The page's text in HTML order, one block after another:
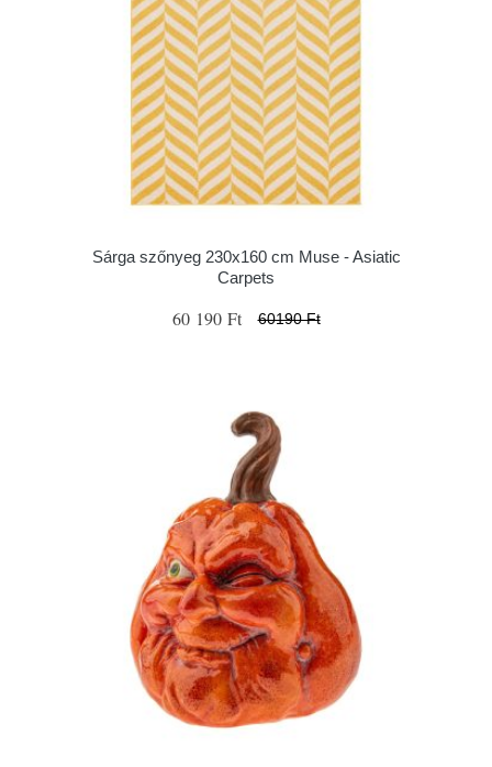
Sárga szőnyeg 230x160 cm Muse - Asiatic
Carpets
60 190 Ft 60190 Ft